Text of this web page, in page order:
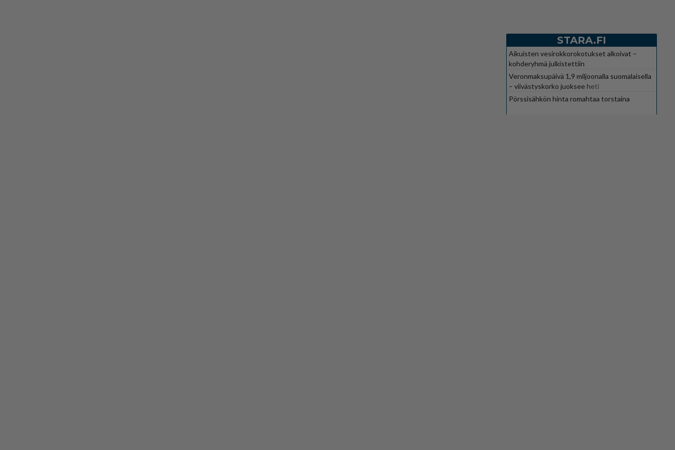
STARA.FI
Aikuisten vesirokkorokotukset alkoivat –
kohderyhmä julkistettiin
Veronmaksupäivä 1,9 miljoonalla suomalaisella
– viivästyskorko juoksee heti
Pörssisähkön hinta romahtaa torstaina